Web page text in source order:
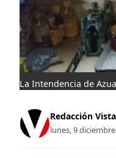
La Intendencia de
Redacción
lunes, 9